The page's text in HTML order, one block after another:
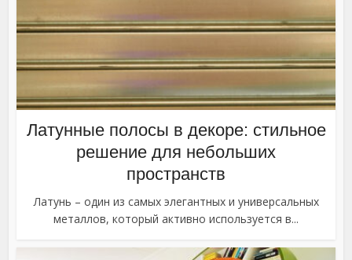
Латунные полосы в декоре: стильное
решение для небольших
пространств
Латунь – один из самых элегантных и универсальных
металлов, который активно используется в...